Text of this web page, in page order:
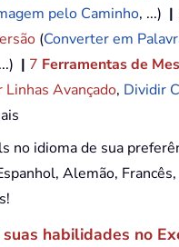
pelo Caminho, ...) |
(Converter em
| 7 Ferramentas de
Linhas Avançado, Dividir
no idioma de sua
Alemão,
habilidades no